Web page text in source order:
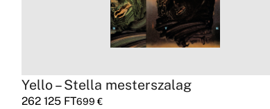
Yello – Stella mesterszalag
262 125 FT699€